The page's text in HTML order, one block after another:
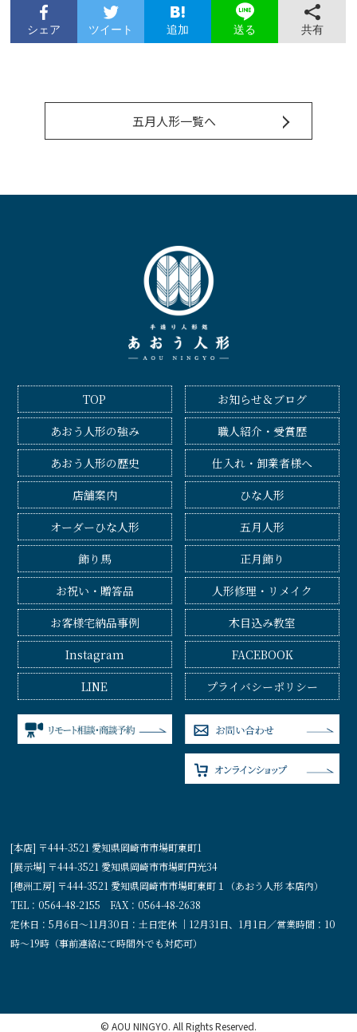
シェア ツイート 追加 送る 共有
五月人形一覧へ
TOP
お知らせ＆ブログ
あおう人形の強み
職人紹介・受賞歴
あおう人形の歴史
仕入れ・卸業者様へ
店舗案内
ひな人形
オーダーひな人形
五月人形
飾り馬
正月飾り
お祝い・贈答品
人形修理・リメイク
お客様宅納品事例
木目込み教室
Instagram
FACEBOOK
LINE
プライバシーポリシー
[本店] 〒444-3521 愛知県岡崎市市場町東町1
[展示場] 〒444-3521 愛知県岡崎市市場町円光34
[穂洲工房] 〒444-3521 愛知県岡崎市市場町東町１（あおう人形 本店内）
TEL：0564-48-2155 FAX：0564-48-2638
定休日：5月6日〜11月30日：土日定休 ｜12月31日、1月1日／営業時間：10
時〜19時（事前連絡にて時間外でも対応可）
© AOU NINGYO. All Rights Reserved.